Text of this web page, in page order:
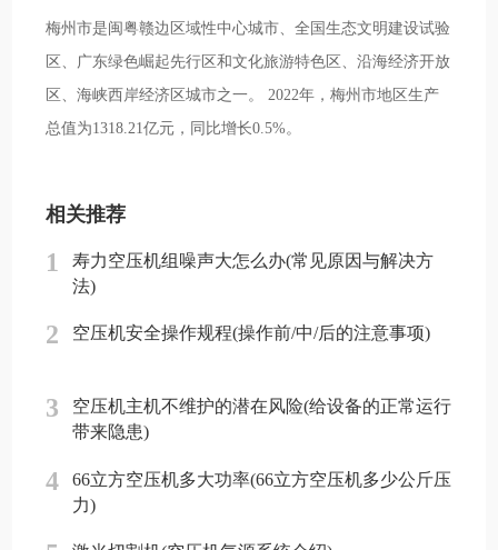
梅州市是闽粤赣边区域性中心城市、全国生态文明建设试验
区、广东绿色崛起先行区和文化旅游特色区、沿海经济开放
区、海峡西岸经济区城市之一。 2022年，梅州市地区生产
总值为1318.21亿元，同比增长0.5%。
相关推荐
1
寿力空压机组噪声大怎么办(常见原因与解决方
法)
2 空压机安全操作规程(操作前/中/后的注意事项)
3
空压机主机不维护的潜在风险(给设备的正常运行
带来隐患)
4
66立方空压机多大功率(66立方空压机多少公斤压
力)